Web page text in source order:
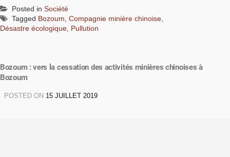
Posted in Société
Tagged Bozoum Compagnie minière chinoise
Désastre écologique Pullution
Bozoum : vers la cessation des activités minières chinoises à
Bozoum
POSTED ON 15 JUILLET 2019